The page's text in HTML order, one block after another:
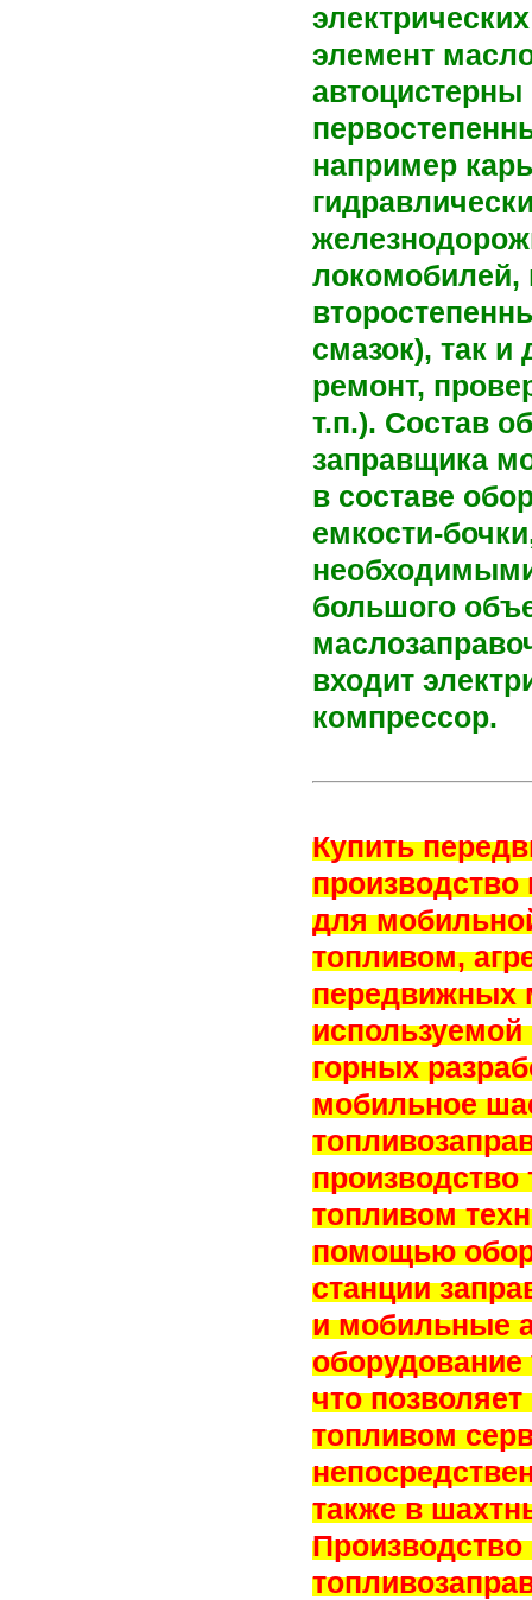
элемент
автоцистерны
например
локомобилей,
смазок), так
ремонт,
т.п.). Состав
заправщика
в составе
емкости-
большого
входит
компрессор.
Купить
производство
для
топливом,
передвижных
горных
мобильное
производство
топливом
помощью
станции
и мобильные
оборудование
что
топливом
также в